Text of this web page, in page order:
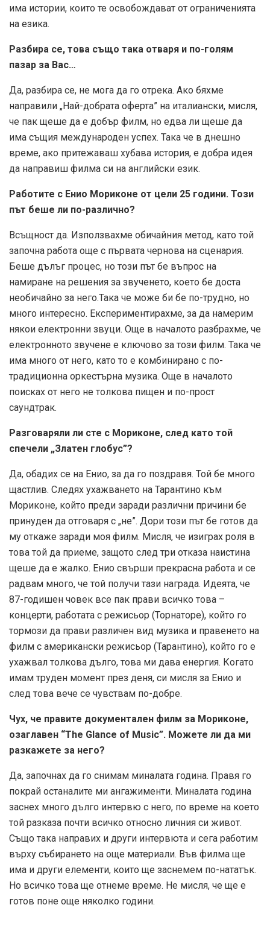
има истории, които те освобождават от ограниченията
на езика.
Разбира се, това също така отваря и по-голям
пазар за Вас…
Да, разбира се, не мога да го отрека. Ако бяхме
направили „Най-добрата оферта” на италиански, мисля,
че пак щеше да е добър филм, но едва ли щеше да
има същия международен успех. Така че в днешно
време, ако притежаваш хубава история, е добра идея
да направиш филма си на английски език.
Работите с Енио Мориконе от цели 25 години. Този
път беше ли по-различно?
Всъщност да. Използвахме обичайния метод, като той
започна работа още с първата чернова на сценария.
Беше дълъг процес, но този път бе въпрос на
намиране на решения за звученето, което бе доста
необичайно за него.Така че може би бе по-трудно, но
много интересно. Експериментирахме, за да намерим
някои електронни звуци. Още в началото разбрахме, че
електронното звучене е ключово за този филм. Така че
има много от него, като то е комбинирано с по-
традиционна оркестърна музика. Още в началото
поисках от него не толкова пищен и по-прост
саундтрак.
Разговаряли ли сте с Мориконе, след като той
спечели „Златен глобус”?
Да, обадих се на Енио, за да го поздравя. Той бе много
щастлив. Следях ухажването на Тарантино към
Мориконе, който преди заради различни причини бе
принуден да отговаря с „не”. Дори този път бе готов да
му откаже заради моя филм. Мисля, че изиграх роля в
това той да приеме, защото след три отказа наистина
щеше да е жалко. Енио свърши прекрасна работа и се
радвам много, че той получи тази награда. Идеята, че
87-годишен човек все пак прави всичко това –
концерти, работата с режисьор (Торнаторе), който го
тормози да прави различен вид музика и правенето на
филм с американски режисьор (Тарантино), който го е
ухажвал толкова дълго, това ми дава енергия. Когато
имам труден момент през деня, си мисля за Енио и
след това вече се чувствам по-добре.
Чух, че правите документален филм за Мориконе,
озаглавен “The Glance of Music”. Можете ли да ми
разкажете за него?
Да, започнах да го снимам миналата година. Правя го
покрай останалите ми ангажименти. Миналата година
заснех много дълго интервю с него, по време на което
той разказа почти всичко относно личния си живот.
Също така направих и други интервюта и сега работим
върху събирането на още материали. Във филма ще
има и други елементи, които ще заснемем по-нататък.
Но всичко това ще отнеме време. Не мисля, че ще е
готов поне още няколко години.